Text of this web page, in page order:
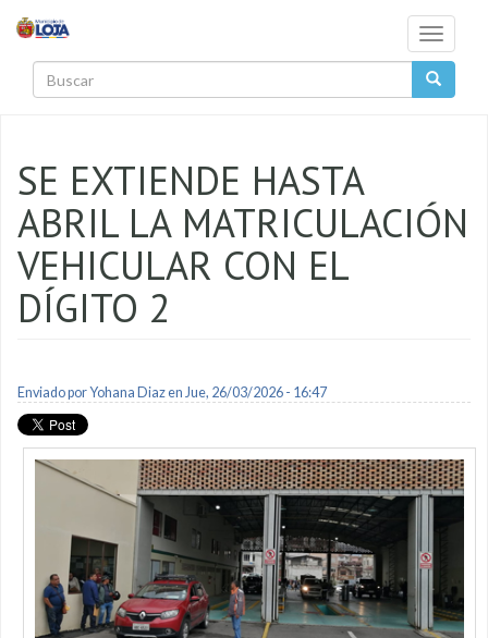
Toggle
SE EXTIENDE HASTA
ABRIL LA MATRICULACIÓN
VEHICULAR CON EL
DÍGITO 2
Enviado porYohana Diazen Jue, 26/03/2026 - 16:47